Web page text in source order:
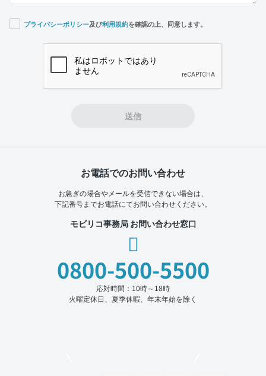
プライバシーポリシー及び利用規約を確認の上、同意します。
送信
お電話でのお問い合わせ
お急ぎの場合やメールを受信できない場合は、
下記番号までお電話にてお問い合わせください。
モビリコ事務局 お問い合わせ窓口
0800-500-5500
応対時間：10時～18時
火曜定休日、夏季休暇、年末年始を除く